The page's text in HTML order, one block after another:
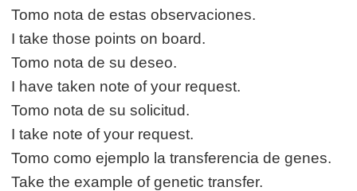
Tomo nota de estas observaciones.
I take those points on board.
Tomo nota de su deseo.
I have taken note of your request.
Tomo nota de su solicitud.
I take note of your request.
Tomo como ejemplo la transferencia de genes.
Take the example of genetic transfer.